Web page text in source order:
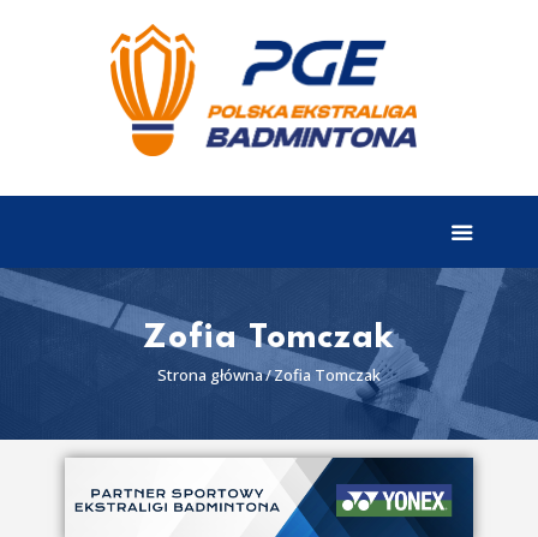
Zofia Tomczak
Strona główna Zofia Tomczak
EKSTRALIGA
Aktualności
Tabela
Wyniki
Terminarz
I liga
II liga